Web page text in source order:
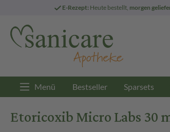
E-Rezept: Heute bestellt, morgen
Menü Bestseller Sparsets
Etoricoxib Micro Labs 30